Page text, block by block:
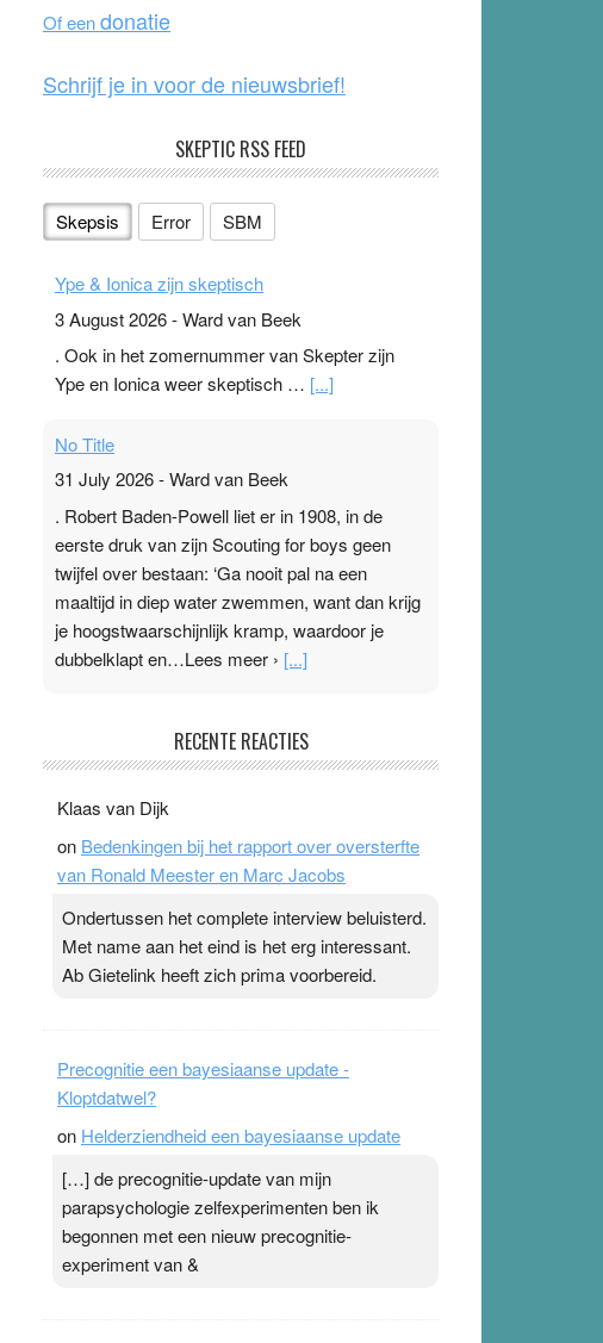
k
Of eendonatie
Schrijf je in voor de nieuwsbrief!
SKEPTIC RSS FEED
Skepsis Error SBM
Ype & Ionica zijn skeptisch
3 August 2026-Ward van Beek
. Ook in het zomernummer van Skepter zijn
Ype en Ionica weer skeptisch … [...]
No Title
31 July 2026-Ward van Beek
. Robert Baden-Powell liet er in 1908, in de
eerste druk van zijn Scouting for boys geen
twijfel over bestaan: ‘Ga nooit pal na een
maaltijd in diep water zwemmen, want dan krijg
je hoogstwaarschijnlijk kramp, waardoor je
dubbelklapt en…Lees meer › [...]
Ward van Beek
topsporters. Ze hopen ermee hun hartslag te
verlagen terwijl ze meer zuurstof opnemen.
Daarop heeft zo’n pleister geen effect. Maar het
zijn. Door…Lees meer Pleisterplakkers in de
topspsort › [...]
RECENTE REACTIES
Klaas van Dijk
on Bedenkingen bij het rapport over oversterfte
van Ronald Meester en Marc Jacobs
Ondertussen het complete interview beluisterd.
Met name aan het eind is het erg interessant.
Ab Gietelink heeft zich prima voorbereid.
Precognitie een bayesiaanse update -
Kloptdatwel?
on Helderziendheid een bayesiaanse update
[…] de precognitie-update van mijn
parapsychologie zelfexperimenten ben ik
begonnen met een nieuw precognitie-
experiment van &